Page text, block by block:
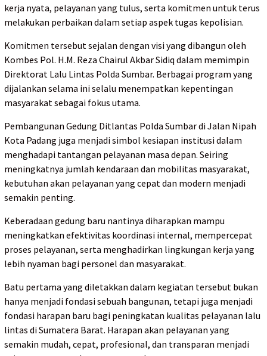
kerja nyata, pelayanan yang tulus, serta komitmen untuk terus
melakukan perbaikan dalam setiap aspek tugas kepolisian.
Komitmen tersebut sejalan dengan visi yang dibangun oleh
Kombes Pol. H.M. Reza Chairul Akbar Sidiq dalam memimpin
Direktorat Lalu Lintas Polda Sumbar. Berbagai program yang
dijalankan selama ini selalu menempatkan kepentingan
masyarakat sebagai fokus utama.
Pembangunan Gedung Ditlantas Polda Sumbar di Jalan Nipah
Kota Padang juga menjadi simbol kesiapan institusi dalam
menghadapi tantangan pelayanan masa depan. Seiring
meningkatnya jumlah kendaraan dan mobilitas masyarakat,
kebutuhan akan pelayanan yang cepat dan modern menjadi
semakin penting.
Keberadaan gedung baru nantinya diharapkan mampu
meningkatkan efektivitas koordinasi internal, mempercepat
proses pelayanan, serta menghadirkan lingkungan kerja yang
lebih nyaman bagi personel dan masyarakat.
Batu pertama yang diletakkan dalam kegiatan tersebut bukan
hanya menjadi fondasi sebuah bangunan, tetapi juga menjadi
fondasi harapan baru bagi peningkatan kualitas pelayanan lalu
lintas di Sumatera Barat. Harapan akan pelayanan yang
semakin mudah, cepat, profesional, dan transparan menjadi